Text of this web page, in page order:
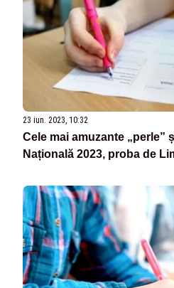
23 iun. 2023, 10:32
Cele mai amuzante „perle”
Națională 2023, proba de